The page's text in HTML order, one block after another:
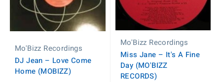
Mo'Bizz Recordings
DJ Jean ‎– Love Come
Home (MOBIZZ)
Mo'Bizz Recordings
Miss Jane – It's A Fine
Day (MO'BIZZ
RECORDS)